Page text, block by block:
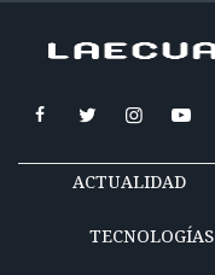
ACTUALIDAD
TECNOLOGÍAS